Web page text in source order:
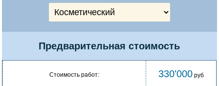
Предварительная стоимость
Стоимость работ: 330'000 руб